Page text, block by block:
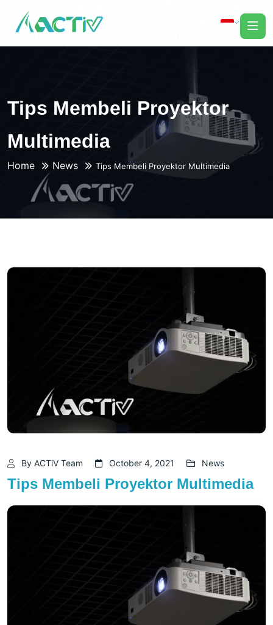
Tips Membeli Proyektor
Multimedia
Home News Tips Membeli Proyektor Multimedia
By ACTiV Team October 4, 2021 News
Tips Membeli Proyektor Multimedia